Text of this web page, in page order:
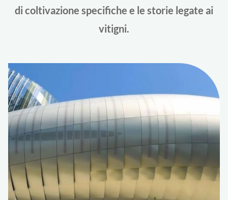
di coltivazione specifiche e le storie legate ai
vitigni.